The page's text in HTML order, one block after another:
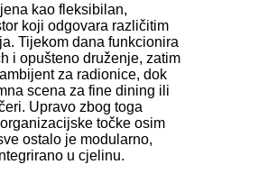
kao fleksibilan,
koji odgovara različitim
Tijekom dana funkcionira
i opušteno druženje, zatim
za radionice, dok
scena za fine dining ili
Upravo zbog toga
točke osim
ostalo je modularno,
u cjelinu.